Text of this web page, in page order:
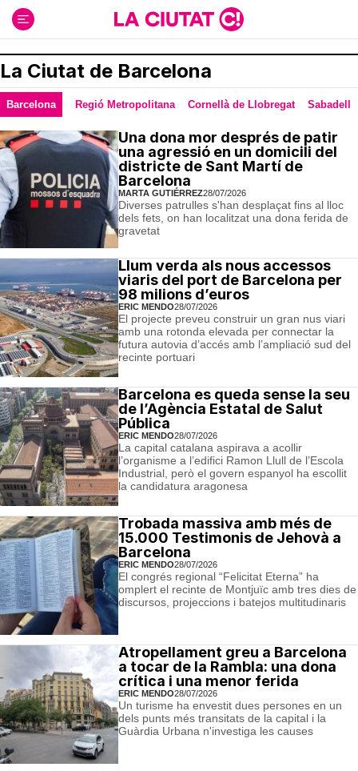
contenido
La Ciutat de Barcelona
Barcelona Regió Metropolitana Cornellà de Llobregat Sabadell
Una dona mor després de patir
una agressió en un domicili del
districte de Sant Martí de
Barcelona
MARTA GUTIÉRREZ28/07/2026
Diverses patrulles s'han desplaçat fins al lloc
dels fets, on han localitzat una dona ferida de
gravetat
Llum verda als nous accessos
viaris del port de Barcelona per
98 milions d’euros
ERIC MENDO28/07/2026
El projecte preveu construir un gran nus viari
amb una rotonda elevada per connectar la
futura autovia d’accés amb l’ampliació sud del
recinte portuari
Barcelona es queda sense la seu
de l’Agència Estatal de Salut
Pública
ERIC MENDO28/07/2026
La capital catalana aspirava a acollir
l’organisme a l’edifici Ramon Llull de l’Escola
Industrial, però el govern espanyol ha escollit
la candidatura aragonesa
Trobada massiva amb més de
15.000 Testimonis de Jehovà a
Barcelona
ERIC MENDO28/07/2026
El congrés regional “Felicitat Eterna” ha
omplert el recinte de Montjuïc amb tres dies de
discursos, projeccions i batejos multitudinaris
Atropellament greu a Barcelona
a tocar de la Rambla: una dona
crítica i una menor ferida
ERIC MENDO28/07/2026
Un turisme ha envestit dues persones en un
dels punts més transitats de la capital i la
Guàrdia Urbana n'investiga les causes